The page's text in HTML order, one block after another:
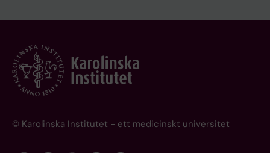
© Karolinska Institutet - ett medicinskt universitet